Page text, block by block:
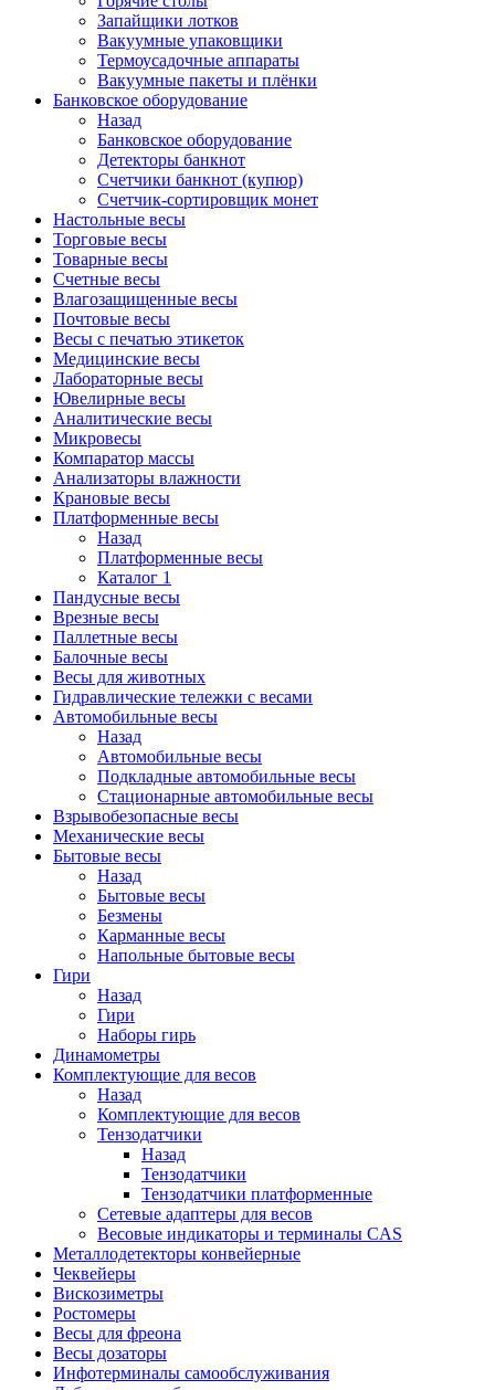
Запайщики лотков
Вакуумные упаковщики
Термоусадочные аппараты
Вакуумные пакеты и плёнки
Банковское оборудование
Назад
Банковское оборудование
Детекторы банкнот
Cчетчики банкнот (купюр)
Счетчик-сортировщик монет
Настольные весы
Торговые весы
Товарные весы
Счетные весы
Влагозащищенные весы
Почтовые весы
Весы с печатью этикеток
Медицинские весы
Лабораторные весы
Ювелирные весы
Аналитические весы
Микровесы
Компаратор массы
Анализаторы влажности
Крановые весы
Платформенные весы
Назад
Платформенные весы
Каталог 1
Пандусные весы
Врезные весы
Паллетные весы
Балочные весы
Весы для животных
Гидравлические тележки с весами
Автомобильные весы
Назад
Автомобильные весы
Подкладные автомобильные весы
Стационарные автомобильные весы
Взрывобезопасные весы
Механические весы
Бытовые весы
Назад
Бытовые весы
Безмены
Карманные весы
Напольные бытовые весы
Гири
Назад
Гири
Наборы гирь
Динамометры
Комплектующие для весов
Назад
Комплектующие для весов
Тензодатчики
Назад
Тензодатчики
Тензодатчики платформенные
Сетевые адаптеры для весов
Весовые индикаторы и терминалы CAS
Металлодетекторы конвейерные
Чеквейеры
Вискозиметры
Ростомеры
Весы для фреона
Весы дозаторы
Инфотерминалы самообслуживания